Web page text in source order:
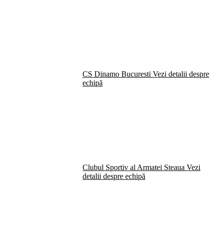
CS Dinamo Bucuresti Vezi detalii despre
echipă
Clubul Sportiv al Armatei Steaua Vezi
detalii despre echipă